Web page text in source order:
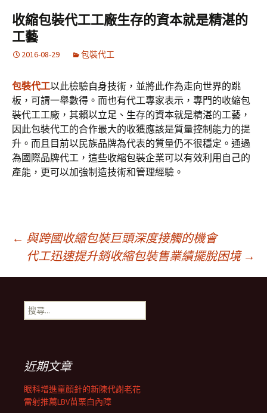
容
區
鍵
字:
收縮包裝代工工廠生存的資本就是精湛的
工藝
2016-08-29 包裝代工
包裝代工以此檢驗自身技術，並將此作為走向世界的跳
板，可謂一舉數得。而也有代工專家表示，專門的收縮包
裝代工工廠，其賴以立足、生存的資本就是精湛的工藝，
因此包裝代工的合作最大的收獲應該是質量控制能力的提
升。而且目前以民族品牌為代表的質量仍不很穩定。通過
為國際品牌代工，這些收縮包裝企業可以有效利用自己的
產能，更可以加強制造技術和管理經驗。
文
章
導
覽
列
← 與跨國收縮包裝巨頭深度接觸的機會
代工迅速提升銷收縮包裝售業績擺脫困境 →
搜
尋
近期文章
眼科增進童顏針的新陳代謝老花
雷射推薦LBV苗栗白內障